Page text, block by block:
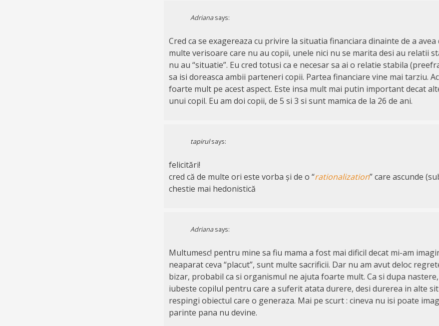
Adriana says:
Cred ca se exagereaza cu privire la situatia financiara dinainte de a avea
multe verisoare care nu au copii, unele nici nu se marita desi au relatii
nu au “situatie”. Eu cred totusi ca e necesar sa ai o relatie stabila
sa isi doreasca ambii parteneri copii. Partea financiare vine mai tarziu.
foarte mult pe acest aspect. Este insa mult mai putin important decat
unui copil. Eu am doi copii, de 5 si 3 si sunt mamica de la 26 de ani.
tapirul says:
felicitări!
cred că de multe ori este vorba și de o “rationalization” care ascunde
chestie mai hedonistică
Adriana says:
Multumesc! pentru mine sa fiu mama a fost mai dificil decat mi-am
neaparat ceva “placut”, sunt multe sacrificii. Dar nu am avut deloc
bizar, probabil ca si organismul ne ajuta foarte mult. Ca si dupa
iubeste copilul pentru care a suferit atata durere, desi durerea in alte
respingi obiectul care o generaza. Mai pe scurt : cineva nu isi poate
parinte pana nu devine.